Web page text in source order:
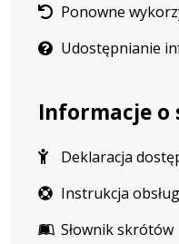
Ponowne
Udostępnianie
Informacje o
Deklaracja
Instrukcja
Słownik skrótów